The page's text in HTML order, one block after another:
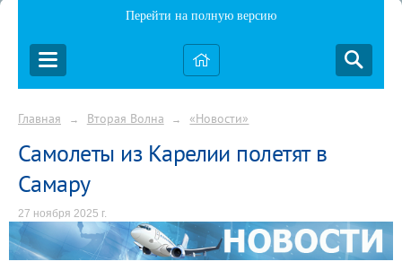
Перейти на полную версию
Главная → Вторая Волна → «Новости»
Самолеты из Карелии полетят в
Самару
27 ноября 2025 г.